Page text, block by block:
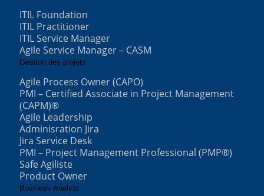
ITIL Foundation
ITIL Practitioner
ITIL Service Manager
Agile Service Manager – CASM
Gestion des projets
Agile Process Owner (CAPO)
PMI – Certified Associate in Project Management
(CAPM)®
Agile Leadership
Adminisration Jira
Jira Service Desk
PMI – Project Management Professional (PMP®)
Safe Agiliste
Product Owner
Business Analyst